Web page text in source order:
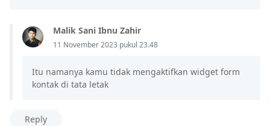
Malik Sani Ibnu Zahir
11 November 2023 pukul 23.48
Itu namanya kamu tidak mengaktifkan widget form
kontak di tata letak
Reply